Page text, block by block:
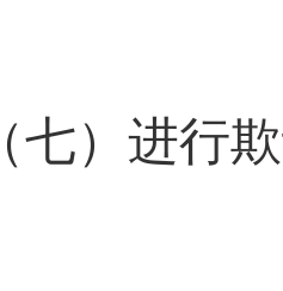
（七）进行